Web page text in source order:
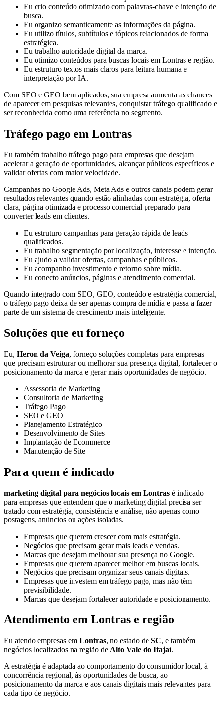
Eu crio conteúdo otimizado com palavras-chave e intenção de
busca.
Eu organizo semanticamente as informações da página.
Eu utilizo títulos, subtítulos e tópicos relacionados de forma
estratégica.
Eu trabalho autoridade digital da marca.
Eu otimizo conteúdos para buscas locais em Lontras e região.
Eu estruturo textos mais claros para leitura humana e
interpretação por IA.
Com SEO e GEO bem aplicados, sua empresa aumenta as chances
de aparecer em pesquisas relevantes, conquistar tráfego qualificado e
ser reconhecida como uma referência no segmento.
Tráfego pago em Lontras
Eu também trabalho tráfego pago para empresas que desejam
acelerar a geração de oportunidades, alcançar públicos específicos e
validar ofertas com maior velocidade.
Campanhas no Google Ads, Meta Ads e outros canais podem gerar
resultados relevantes quando estão alinhadas com estratégia, oferta
clara, página otimizada e processo comercial preparado para
converter leads em clientes.
Eu estruturo campanhas para geração rápida de leads
qualificados.
Eu trabalho segmentação por localização, interesse e intenção.
Eu ajudo a validar ofertas, campanhas e públicos.
Eu acompanho investimento e retorno sobre mídia.
Eu conecto anúncios, páginas e atendimento comercial.
Quando integrado com SEO, GEO, conteúdo e estratégia comercial,
o tráfego pago deixa de ser apenas compra de mídia e passa a fazer
parte de um sistema de crescimento mais inteligente.
Soluções que eu forneço
Eu, Heron da Veiga, forneço soluções completas para empresas
que precisam estruturar ou melhorar sua presença digital, fortalecer o
posicionamento da marca e gerar mais oportunidades de negócio.
Assessoria de Marketing
Consultoria de Marketing
Tráfego Pago
SEO e GEO
Planejamento Estratégico
Desenvolvimento de Sites
Implantação de Ecommerce
Manutenção de Site
Para quem é indicado
marketing digital para negócios locais em Lontras é indicado
para empresas que entendem que o marketing digital precisa ser
tratado com estratégia, consistência e análise, não apenas como
postagens, anúncios ou ações isoladas.
Empresas que querem crescer com mais estratégia.
Negócios que precisam gerar mais leads e vendas.
Marcas que desejam melhorar sua presença no Google.
Empresas que querem aparecer melhor em buscas locais.
Negócios que precisam organizar seus canais digitais.
Empresas que investem em tráfego pago, mas não têm
previsibilidade.
Marcas que desejam fortalecer autoridade e posicionamento.
Atendimento em Lontras e região
Eu atendo empresas em Lontras, no estado de SC, e também
negócios localizados na região de Alto Vale do Itajaí.
A estratégia é adaptada ao comportamento do consumidor local, à
concorrência regional, às oportunidades de busca, ao
posicionamento da marca e aos canais digitais mais relevantes para
cada tipo de negócio.